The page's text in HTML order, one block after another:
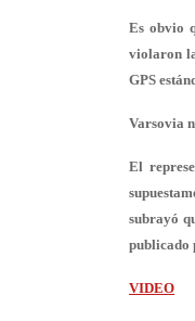
Es obvio
violaron
GPS
Varsovia
El
subrayó
publicado
VIDEO